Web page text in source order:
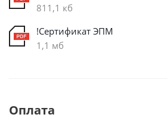
811,1 кб
!Сертификат ЭПМ
1,1 мб
Оплата